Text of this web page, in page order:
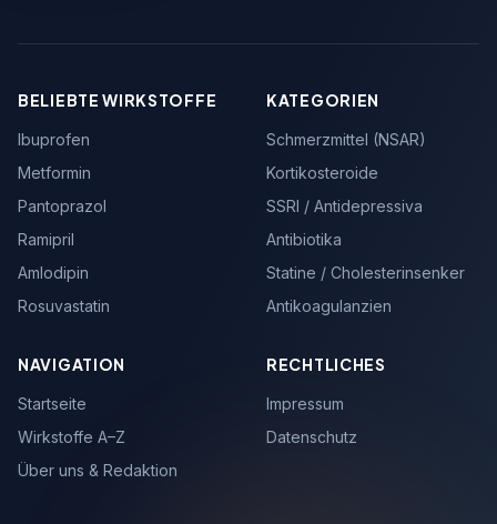
BELIEBTE WIRKSTOFFE
Ibuprofen
Metformin
Pantoprazol
Ramipril
Amlodipin
Rosuvastatin
KATEGORIEN
Schmerzmittel (NSAR)
Kortikosteroide
SSRI / Antidepressiva
Antibiotika
Statine / Cholesterinsenker
Antikoagulanzien
NAVIGATION
Startseite
Wirkstoffe A–Z
Über uns & Redaktion
RECHTLICHES
Impressum
Datenschutz